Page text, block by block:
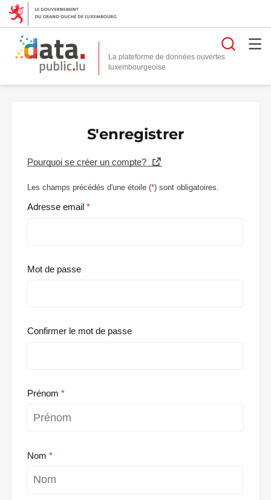
La plateforme de données ouvertes
S'enregistrer
Pourquoi se créer un compte?
Les champs précédés d'une étoile (*) sont obligatoires.
Adresse email
Mot de passe
Confirmer le mot de passe
Prénom
Nom